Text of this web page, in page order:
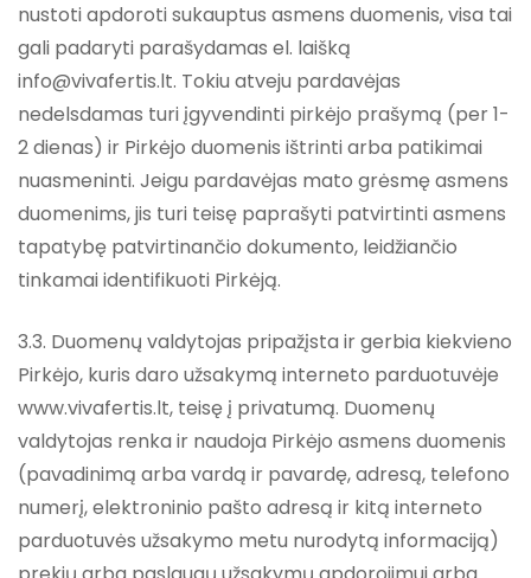
nustoti apdoroti sukauptus asmens duomenis, visa tai
gali padaryti parašydamas el. laišką
info@vivafertis.lt. Tokiu atveju pardavėjas
nedelsdamas turi įgyvendinti pirkėjo prašymą (per 1-
2 dienas) ir Pirkėjo duomenis ištrinti arba patikimai
nuasmeninti. Jeigu pardavėjas mato grėsmę asmens
duomenims, jis turi teisę paprašyti patvirtinti asmens
tapatybę patvirtinančio dokumento, leidžiančio
tinkamai identifikuoti Pirkėją.
3.3. Duomenų valdytojas pripažįsta ir gerbia kiekvieno
Pirkėjo, kuris daro užsakymą interneto parduotuvėje
www.vivafertis.lt, teisę į privatumą. Duomenų
valdytojas renka ir naudoja Pirkėjo asmens duomenis
(pavadinimą arba vardą ir pavardę, adresą, telefono
numerį, elektroninio pašto adresą ir kitą interneto
parduotuvės užsakymo metu nurodytą informaciją)